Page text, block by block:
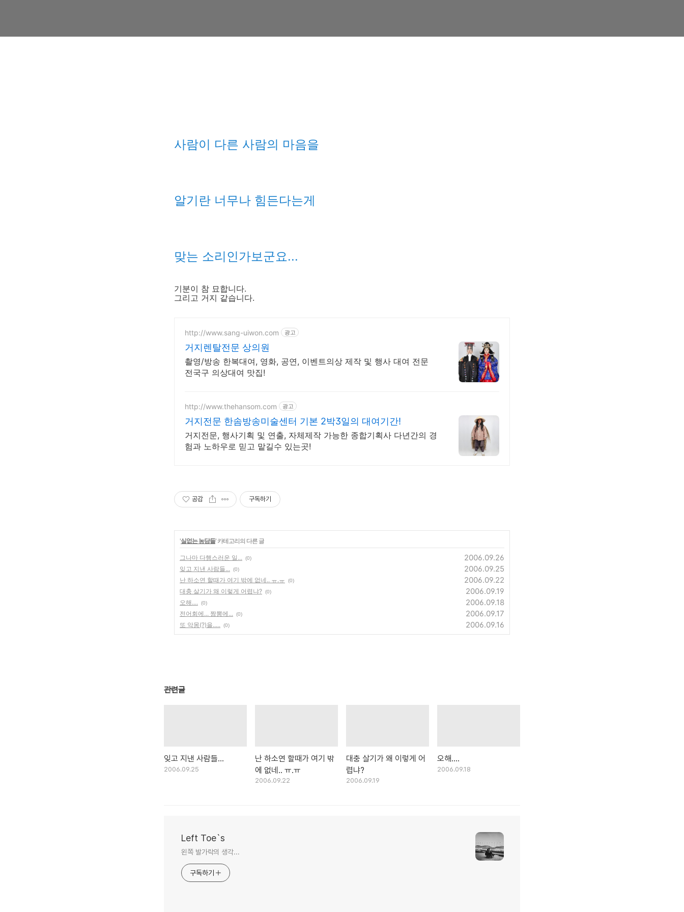
사람이 다른 사람의 마음을
알기란 너무나 힘든다는게
맞는 소리인가보군요...
기분이 참 묘합니다.
그리고 거지 같습니다.
http://www.sang-uiwon.com 광고
거지렌탈전문 상의원
촬영/방송 한복대여, 영화, 공연, 이벤트의상 제작 및 행사 대여 전문
전국구 의상대여 맛집!
http://www.thehansom.com 광고
거지전문 한솜방송미술센터 기본 2박3일의 대여기간!
거지전문, 행사기획 및 연출, 자체제작 가능한 종합기획사 다년간의 경
험과 노하우로 믿고 맡길수 있는곳!
공감 구독하기
'실없는 농담들' 카테고리의 다른 글
그나마 다행스러운 일... (0) 2006.09.26
잊고 지낸 사람들... (0) 2006.09.25
난 하소연 할때가 여기 밖에 없네.. ㅠ.ㅠ (0) 2006.09.22
대충 살기가 왜 이렇게 어렵냐? (0) 2006.09.19
오해.... (0) 2006.09.18
전어회에... 짬뽕에... (0) 2006.09.17
또 악몽(?)을..... (0) 2006.09.16
관련글
잊고 지낸 사람들...
2006.09.25
난 하소연 할때가 여기 밖
에 없네.. ㅠ.ㅠ
2006.09.22
대충 살기가 왜 이렇게 어
렵냐?
2006.09.19
오해....
2006.09.18
Left Toe`s
왼쪽 발가락의 생각...
구독하기